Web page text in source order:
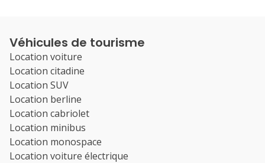
Véhicules de tourisme
Location voiture
Location citadine
Location SUV
Location berline
Location cabriolet
Location minibus
Location monospace
Location voiture électrique